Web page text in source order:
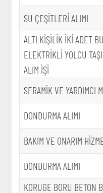
SU ÇEŞİTLERİ ALIMI
ALTI KİŞİLİK İKİ ADET
ELEKTRİKLİ YOLCU
ALIM İŞİ
SERAMİK VE YARDIMCI
DONDURMA ALIMI
BAKIM VE ONARIM
DONDURMA ALIMI
KORUGE BORU BETON